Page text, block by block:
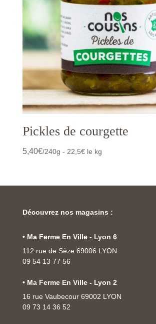
Pickles de courgette
5,40€/240g - 22,5€ le kg
Découvrez nos magasins :
• Ma Ferme En Ville - Lyon 6
112 rue de Sèze 69006 LYON
09 54 13 77 56
• Ma Ferme En Ville - Lyon 2
16 rue Vaubecour 69002 LYON
09 73 14 36 52